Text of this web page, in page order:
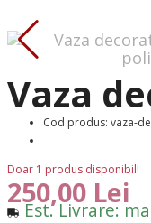
Vaza
Cod produs: vaza-
Doar 1 produs disponibil!
250,00 Lei
Est. Livrare: